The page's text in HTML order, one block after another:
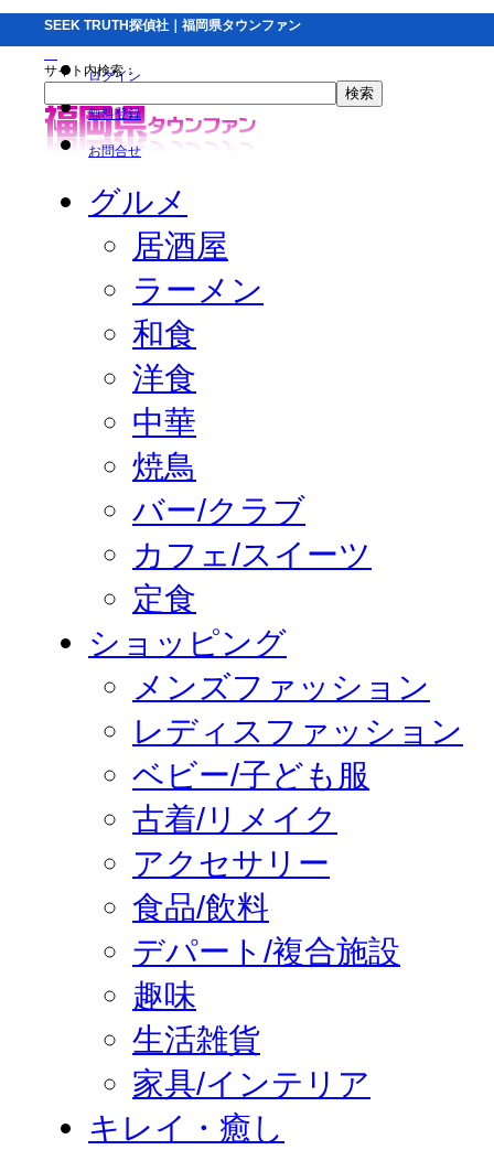
SEEK TRUTH探偵社｜福岡県タウンファン
ログイン
無料登録
お問合せ
サイト内検索：
グルメ
居酒屋
ラーメン
和食
洋食
中華
焼鳥
バー/クラブ
カフェ/スイーツ
定食
ショッピング
メンズファッション
レディスファッション
ベビー/子ども服
古着/リメイク
アクセサリー
食品/飲料
デパート/複合施設
趣味
生活雑貨
家具/インテリア
キレイ・癒し